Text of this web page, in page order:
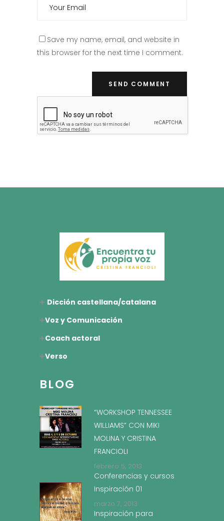
Save my name, email, and website in
this browser for the next time I comment.
➕ Dicción castellana/catalana
➕Voz y Comunicación
➕Coach actoral
➕Verso
BLOG
“WORKSHOP TENNESSEE
WILLIAMS” CON MIKI
MOLINA Y CRISTINA
FRANCIOLI
febrero 5, 2013
Conferencias y cursos
Inspiración 01
marzo 7, 2013
Inspiración para